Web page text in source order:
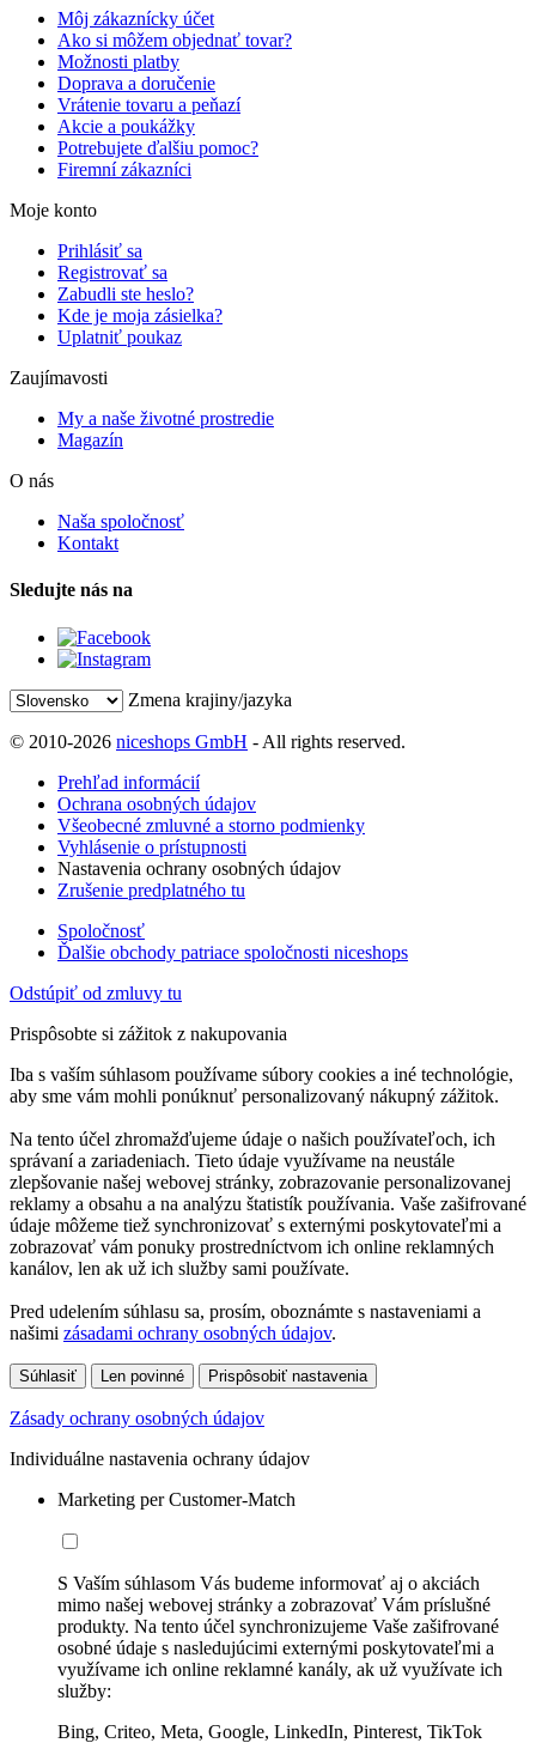
Môj zákaznícky účet
Ako si môžem objednať tovar?
Možnosti platby
Doprava a doručenie
Vrátenie tovaru a peňazí
Akcie a poukážky
Potrebujete ďalšiu pomoc?
Firemní zákazníci
Moje konto
Prihlásiť sa
Registrovať sa
Zabudli ste heslo?
Kde je moja zásielka?
Uplatniť poukaz
Zaujímavosti
My a naše životné prostredie
Magazín
O nás
Naša spoločnosť
Kontakt
Sledujte nás na
Zmena krajiny/jazyka
© 2010-2026 niceshops GmbH - All rights reserved.
Prehľad informácií
Ochrana osobných údajov
Všeobecné zmluvné a storno podmienky
Vyhlásenie o prístupnosti
Nastavenia ochrany osobných údajov
Zrušenie predplatného tu
Spoločnosť
Ďalšie obchody patriace spoločnosti niceshops
Odstúpiť od zmluvy tu
Prispôsobte si zážitok z nakupovania
Iba s vaším súhlasom používame súbory cookies a iné technológie,
aby sme vám mohli ponúknuť personalizovaný nákupný zážitok.
Na tento účel zhromažďujeme údaje o našich používateľoch, ich
správaní a zariadeniach. Tieto údaje využívame na neustále
zlepšovanie našej webovej stránky, zobrazovanie personalizovanej
reklamy a obsahu a na analýzu štatistík používania. Vaše zašifrované
údaje môžeme tiež synchronizovať s externými poskytovateľmi a
zobrazovať vám ponuky prostredníctvom ich online reklamných
kanálov, len ak už ich služby sami používate.
Pred udelením súhlasu sa, prosím, oboznámte s nastaveniami a
našimi zásadami ochrany osobných údajov.
Súhlasiť Len povinné Prispôsobiť nastavenia
Zásady ochrany osobných údajov
Individuálne nastavenia ochrany údajov
Marketing per Customer-Match
S Vaším súhlasom Vás budeme informovať aj o akciách
mimo našej webovej stránky a zobrazovať Vám príslušné
produkty. Na tento účel synchronizujeme Vaše zašifrované
osobné údaje s nasledujúcimi externými poskytovateľmi a
využívame ich online reklamné kanály, ak už využívate ich
služby:
Bing, Criteo, Meta, Google, LinkedIn, Pinterest, TikTok